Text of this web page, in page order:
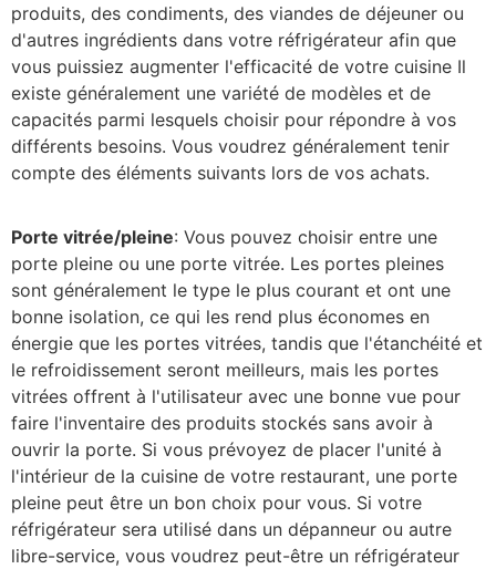
produits, des condiments, des viandes de déjeuner ou
d'autres ingrédients dans votre réfrigérateur afin que
vous puissiez augmenter l'efficacité de votre cuisine Il
existe généralement une variété de modèles et de
capacités parmi lesquels choisir pour répondre à vos
différents besoins. Vous voudrez généralement tenir
compte des éléments suivants lors de vos achats.
Porte vitrée/pleine: Vous pouvez choisir entre une
porte pleine ou une porte vitrée. Les portes pleines
sont généralement le type le plus courant et ont une
bonne isolation, ce qui les rend plus économes en
énergie que les portes vitrées, tandis que l'étanchéité et
le refroidissement seront meilleurs, mais les portes
vitrées offrent à l'utilisateur avec une bonne vue pour
faire l'inventaire des produits stockés sans avoir à
ouvrir la porte. Si vous prévoyez de placer l'unité à
l'intérieur de la cuisine de votre restaurant, une porte
pleine peut être un bon choix pour vous. Si votre
réfrigérateur sera utilisé dans un dépanneur ou autre
libre-service, vous voudrez peut-être un réfrigérateur